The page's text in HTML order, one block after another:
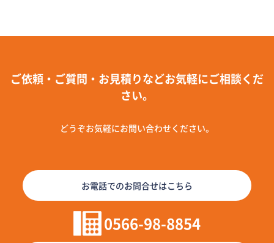
ご依頼・ご質問・お見積りなどお気軽にご相談くだ
さい。
どうぞお気軽にお問い合わせください。
お電話でのお問合せはこちら
0566-98-8854